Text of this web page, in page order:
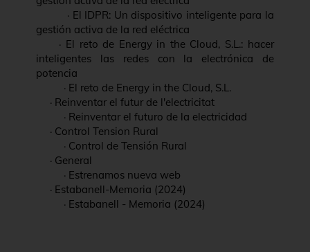
· El IDPR: Un dispositivo inteligente para la
gestión activa de la red eléctrica
· El reto de Energy in the Cloud, S.L.: hacer
inteligentes las redes con la electrónica de
potencia
· El reto de Energy in the Cloud, S.L.
· Reinventar el futur de l'electricitat
· Reinventar el futuro de la electricidad
· Control Tension Rural
· Control de Tensión Rural
· General
· Estrenamos nueva web
· Estabanell-Memoria (2024)
· Estabanell - Memoria (2024)